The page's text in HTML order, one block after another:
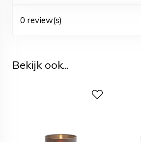
0 review(s)
Bekijk ook...